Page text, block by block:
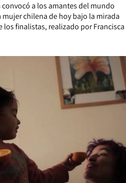
convocó a los amantes del mundo
chilena de hoy bajo la mirada
los finalistas, realizado por Francisca